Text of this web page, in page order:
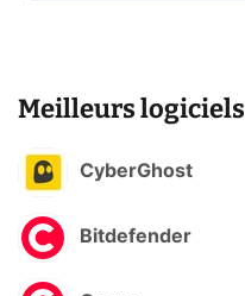
Meilleurs logiciels
CyberGhost
Bitdefender